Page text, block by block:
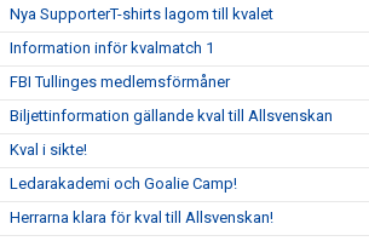
Nya SupporterT-shirts lagom till kvalet
Information inför kvalmatch 1
FBI Tullinges medlemsförmåner
Biljettinformation gällande kval till Allsvenskan
Kval i sikte!
Ledarakademi och Goalie Camp!
Herrarna klara för kval till Allsvenskan!